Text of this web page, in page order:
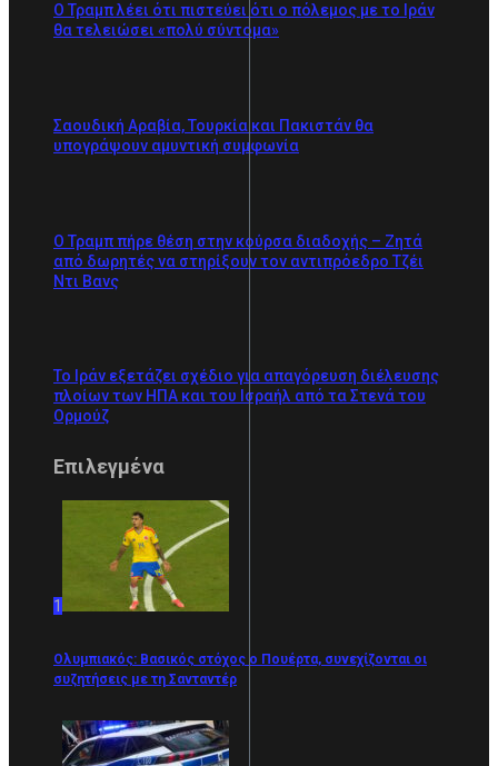
Ο Τραμπ λέει ότι πιστεύει ότι ο πόλεμος με το Ιράν
θα τελειώσει «πολύ σύντομα»
Σαουδική Αραβία, Τουρκία και Πακιστάν θα
υπογράψουν αμυντική συμφωνία
Ο Τραμπ πήρε θέση στην κούρσα διαδοχής – Ζητά
από δωρητές να στηρίξουν τον αντιπρόεδρο Τζέι
Ντι Βανς
Το Ιράν εξετάζει σχέδιο για απαγόρευση διέλευσης
πλοίων των ΗΠΑ και του Ισραήλ από τα Στενά του
Ορμούζ
Επιλεγμένα
1
Ολυμπιακός: Βασικός στόχος ο Πουέρτα, συνεχίζονται οι
συζητήσεις με τη Σανταντέρ